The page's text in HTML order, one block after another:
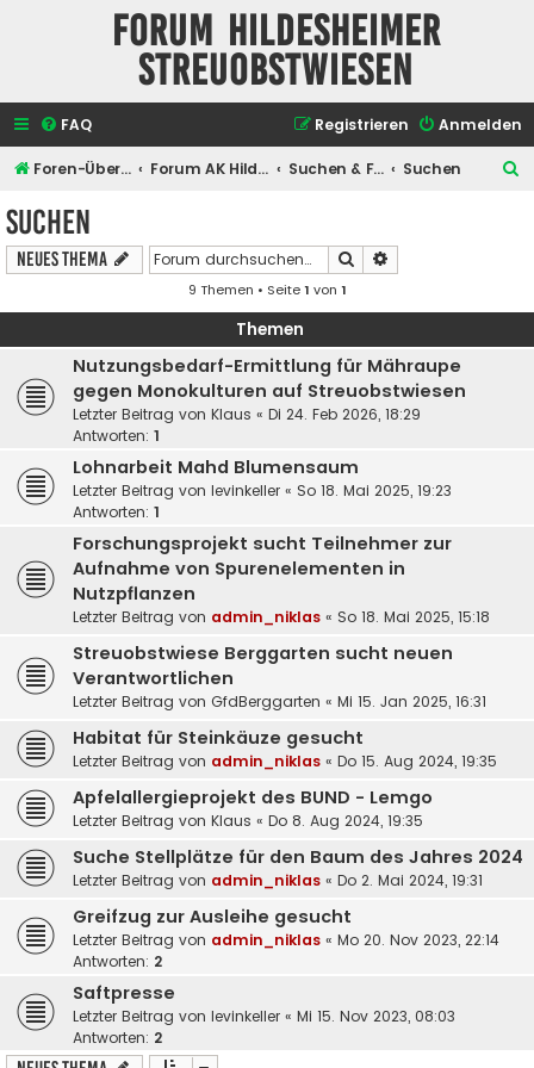
Forum Hildesheimer
Streuobstwiesen
FAQ Anmelden
Registrieren
Foren-Übersicht Forum AK Hildesheimer Streuobstwiesen Suchen & Finden Suchen
Suchen
Neues Thema Suche
9 Themen • Seite1 von 1
Themen
Nutzungsbedarf-Ermittlung für Mähraupe
gegen Monokulturen auf Streuobstwiesen
Letzter Beitrag von Klaus « Di 24. Feb 2026, 18:29
Antworten: 1
Lohnarbeit Mahd Blumensaum
Letzter Beitrag von levinkeller « So 18. Mai 2025, 19:23
Antworten: 1
Forschungsprojekt sucht Teilnehmer zur
Aufnahme von Spurenelementen in
Nutzpflanzen
Letzter Beitrag von admin_niklas « So 18. Mai 2025, 15:18
Streuobstwiese Berggarten sucht neuen
Verantwortlichen
Letzter Beitrag von GfdBerggarten « Mi 15. Jan 2025, 16:31
Habitat für Steinkäuze gesucht
Letzter Beitrag von admin_niklas « Do 15. Aug 2024, 19:35
Apfelallergieprojekt des BUND - Lemgo
Letzter Beitrag von Klaus « Do 8. Aug 2024, 19:35
Suche Stellplätze für den Baum des Jahres 2024
Letzter Beitrag von admin_niklas « Do 2. Mai 2024, 19:31
Greifzug zur Ausleihe gesucht
Letzter Beitrag von admin_niklas « Mo 20. Nov 2023, 22:14
Antworten: 2
Saftpresse
Letzter Beitrag von levinkeller « Mi 15. Nov 2023, 08:03
Antworten: 2